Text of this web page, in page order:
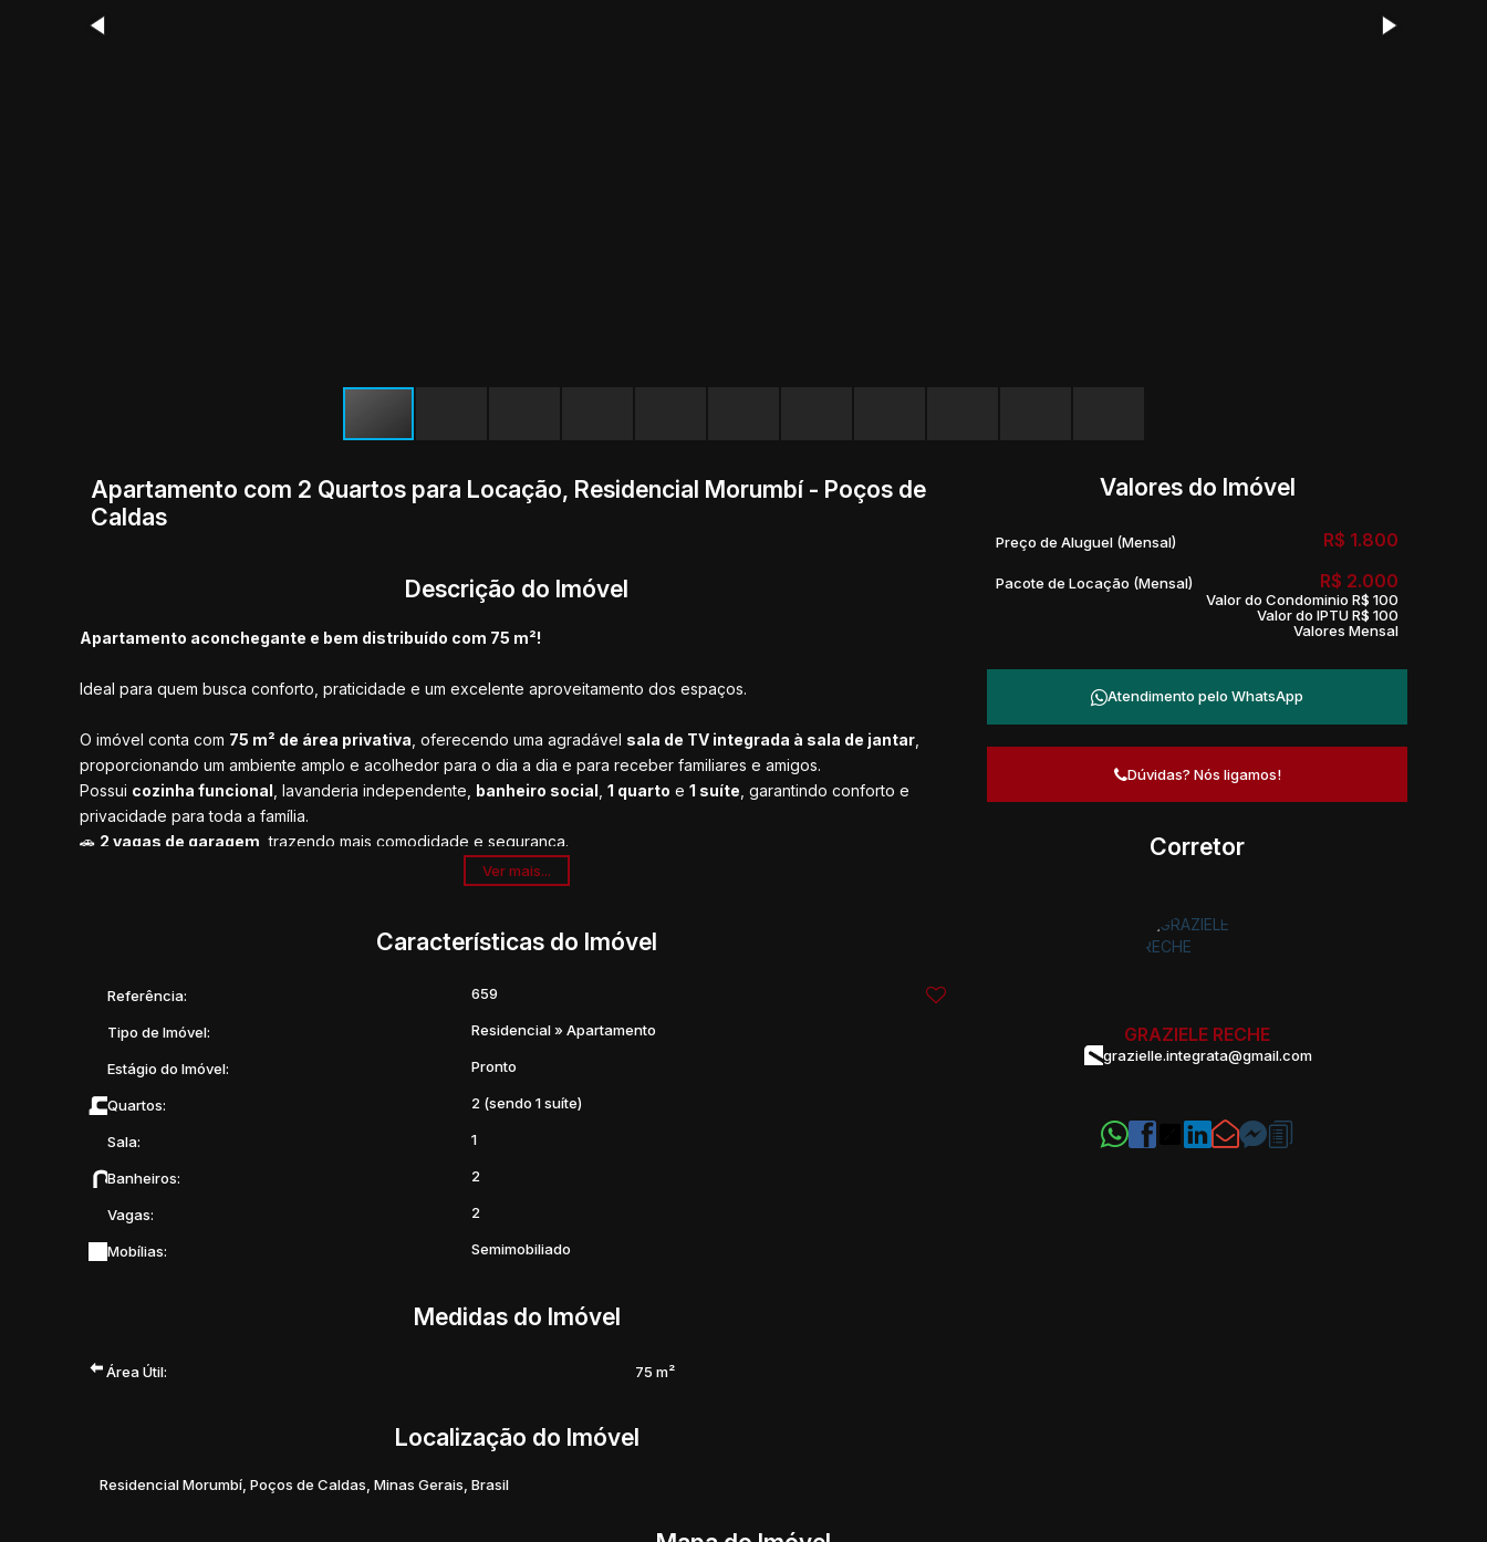
Apartamento com 2 Quartos para Locação, Residencial Morumbí - Poços de
Caldas
Descrição do Imóvel
Apartamento aconchegante e bem distribuído com 75 m²!
Ideal para quem busca conforto, praticidade e um excelente aproveitamento dos espaços.
O imóvel conta com 75 m² de área privativa , oferecendo uma agradável sala de TV integrada à sala de jantar
proporcionando um ambiente amplo e acolhedor para o dia a dia e para receber familiares e amigos.
Possui cozinha funcional , lavanderia independente, banheiro social 1 quarto e 1 suíte , garantindo conforto e
privacidade para toda a família.
🚗 2 vagas de garagem , trazendo mais comodidade e segurança.
Uma excelente oportunidade para morar com qualidade de vida em um imóvel com ambientes bem planejados e
#MercadoImobiliário #Oportunidade #QualidadeDeVida #Imobiliária #PoçosDeCaldas #IntegrataImóveis
#VemMorarBem
Ver mais...
Características do Imóvel
Referência: 659
Tipo de Imóvel: Residencial» Apartamento
Estágio do Imóvel: Pronto
Quartos: 2 (sendo 1 suíte)
Sala: 1
Banheiros: 2
Vagas: 2
Mobílias: Semimobiliado
Medidas do Imóvel
Área Útil: 75 m²
Localização do Imóvel
Residencial Morumbí Poços de Caldas Minas Gerais Brasil
Valores do Imóvel
R$ 1.800
Preço de Aluguel (Mensal)
Valores Mensal
Valor do IPTUR$ 100
Valor do Condominio R$ 100
R$ 2.000
Pacote de Locação (Mensal)
Atendimento pelo WhatsApp
Dúvidas? Nós ligamos!
Corretor
GRAZIELE RECHE
grazielle.integrata@gmail.com